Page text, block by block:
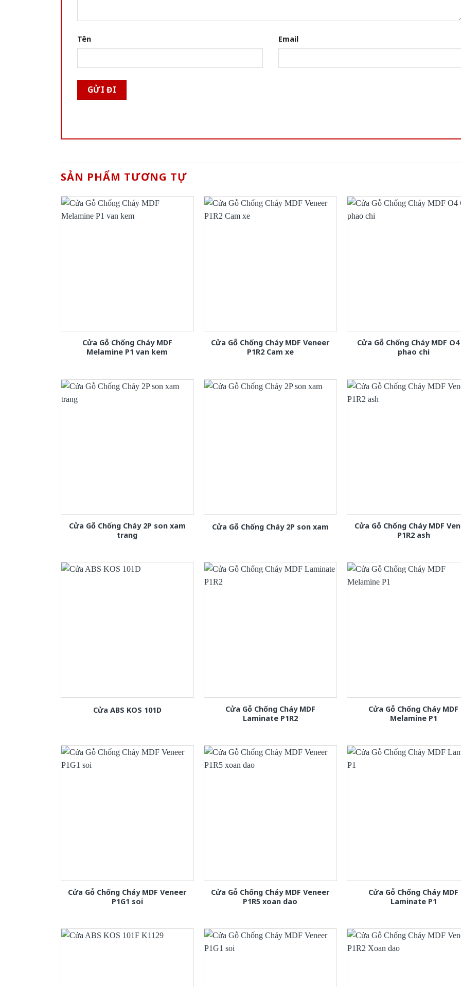
Tên Email
SẢN PHẨM TƯƠNG TỰ
Cửa Gỗ Chống Cháy MDF
Melamine P1 van kem
Cửa Gỗ Chống Cháy MDF Veneer
P1R2 Cam xe
Cửa Gỗ Chống Cháy MDF O4
phao chi
Cửa Gỗ Chống Cháy 2P son xam
trang
Cửa Gỗ Chống Cháy 2P son xam
Cửa Gỗ Chống Cháy MDF
P1R2 ash
Cửa ABS KOS 101D
Cửa Gỗ Chống Cháy MDF
Laminate P1R2
Cửa Gỗ Chống Cháy MDF
Melamine P1
Cửa Gỗ Chống Cháy MDF Veneer
P1G1 soi
Cửa Gỗ Chống Cháy MDF Veneer
P1R5 xoan dao
Cửa Gỗ Chống Cháy MDF
Laminate P1